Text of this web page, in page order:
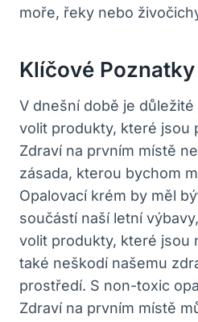
moře, řeky nebo
Klíčové Poznatky
V dnešní době je
volit produkty, které jsou
Zdraví na prvním místě
zásada, kterou bychom
Opalovací krém by měl
součástí naší letní
volit produkty, které jsou
také neškodí našemu
prostředí. S non-toxic
Zdraví na prvním místě